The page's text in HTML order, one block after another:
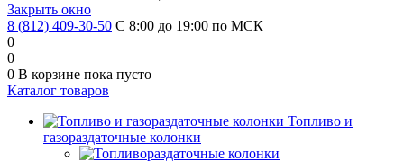
Закрыть окно
8 (812) 409-30-50 С 8:00 до 19:00 по МСК
0
0
0 В корзине пока пусто
Каталог товаров
Топливо и
газораздаточные колонки